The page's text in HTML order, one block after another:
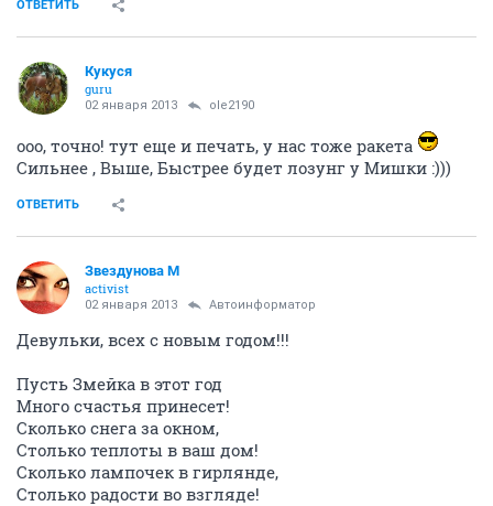
ОТВЕТИТЬ
Кукуся
guru
02 января 2013 ole2190
ооо, точно! тут еще и печать, у нас тоже ракета
Сильнее , Выше, Быстрее будет лозунг у Мишки :)))
ОТВЕТИТЬ
Звездунова М
activist
02 января 2013 Автоинформатор
Девульки, всех с новым годом!!!
Пусть Змейка в этот год
Много счастья принесет!
Сколько снега за окном,
Столько теплоты в ваш дом!
Сколько лампочек в гирлянде,
Столько радости во взгляде!